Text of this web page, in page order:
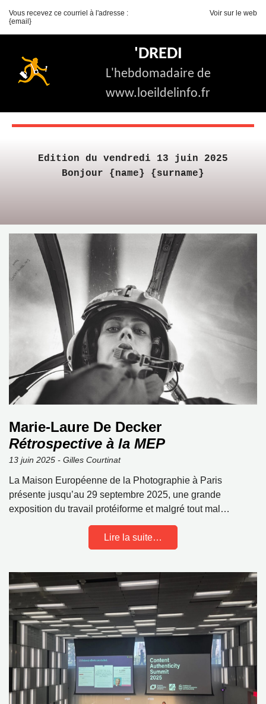
Vous recevez ce courriel à l'adresse :
{email}
Voir sur le web
'DREDI
L'hebdomadaire de
www.loeildelinfo.fr
Edition du vendredi 13 juin 2025
Bonjour {name} {surname}
Marie-Laure De Decker
Rétrospective à la MEP
13 juin 2025 - Gilles Courtinat
La Maison Européenne de la Photographie à Paris
présente jusqu’au 29 septembre 2025, une grande
exposition du travail protéiforme et malgré tout mal…
Lire la suite…